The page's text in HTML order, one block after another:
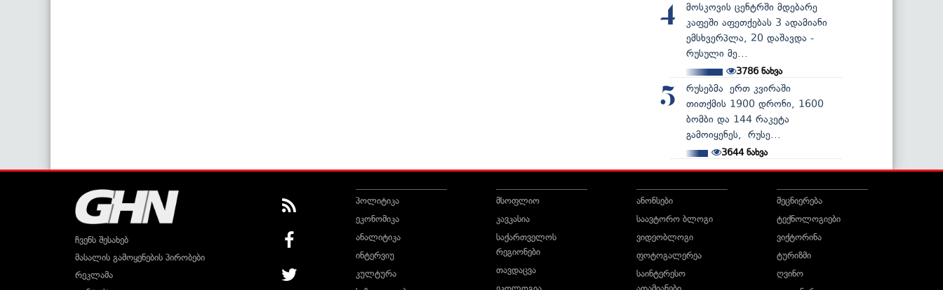
4
მოსკოვის ცენტრში მდებარე
კაფეში აფეთქებას 3 ადამიანი
ემსხვერპლა, 20 დაშავდა -
რუსული მე...
3786ნახვა
5
რუსებმა ერთ კვირაში
თითქმის 1900 დრონი, 1600
ბომბი და 144 რაკეტა
გამოიყენეს, რუსე...
3644ნახვა
ჩვენს შესახებ
მასალის გამოყენების პირობები
რეკლამა
პოლიტიკა
ეკონომიკა
ანალიტიკა
ინტერვიუ
კულტურა
მსოფლიო
კავკასია
საქართველოს
რეგიონები
თავდაცვა
ანონსები
საავტორო ბლოგი
ვიდეობლოგი
ფოტოგალერეა
საინტერესო
მეცნიერება
ტექნოლოგიები
ვიქტორინა
ტურიზმი
ღვინო